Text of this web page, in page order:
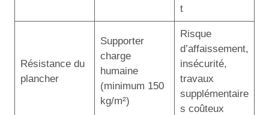
t
Résistance du
plancher
Supporter
charge
humaine
(minimum 150
kg/m²)
Risque
d’affaissement,
insécurité,
travaux
supplémentaire
s coûteux